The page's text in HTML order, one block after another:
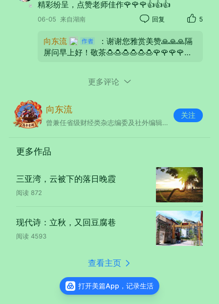
清晨的阳光还没有亲吻花瓣，小蜜
蜂就循着甜香赶来了。它振动着透明的
扣住花瓣，脑袋埋进花蕊里，绒毛上很
精彩纷呈，点赞老师佳作🌹🌹🌹👍👍👍
06-05 来自湖南 回复 5
向东流
：谢谢您雅赏美赞🙏🙏🙏隔
屏问早上好！敬茶🍮🍮🍮🍮🍮🍮🌹🌹🌹🌹🌹
更多评论
向东流
曾兼任省级财经类杂志编委及社外编辑。退休后向影、诗、歌出发。
关注
更多作品
三亚湾，云被下的落日晚霞
阅读 872
现代诗：立秋，又回豆腐巷
阅读 4593
查看主页
打开美篇App，记录生活